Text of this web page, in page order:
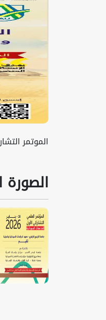
الموتمر
الصورة